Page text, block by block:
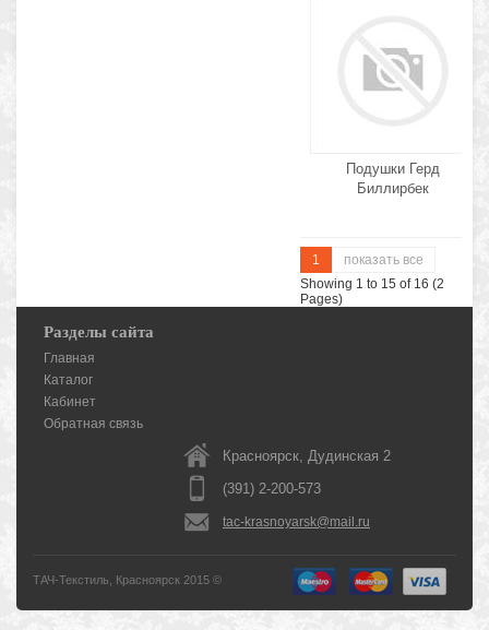
Подушки Герд
Биллирбек
1
показать все
Showing 1 to 15 of 16 (2
Pages)
Разделы сайта
Главная
Каталог
Кабинет
Обратная связь
Красноярск, Дудинская 2
(391) 2-200-573
tac-krasnoyarsk@mail.ru
ТАЧ-Текстиль, Красноярск 2015 ©